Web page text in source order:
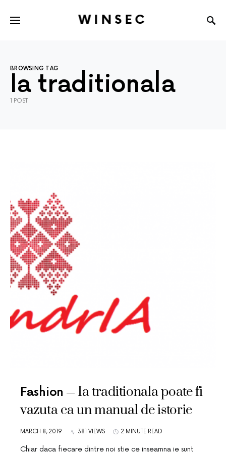
WINSEC
BROWSING TAG
Ia traditionala
1 POST
Fashion
Ia traditionala poate fi
vazuta ca un manual de istorie
MARCH 8, 2019 381 VIEWS 2 MINUTE READ
Chiar daca fiecare dintre noi stie ce inseamna ie sunt